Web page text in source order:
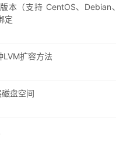
本（支持 CentOS、Debian、
定
扩容方法
盘空间